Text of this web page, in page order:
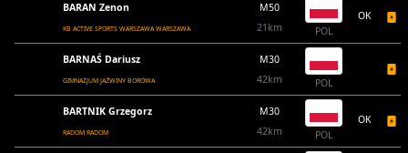
BARAN Zenon
KB ACTIVE SPORTS WARSZAWA WARSZAWA
M50
21km
POL
OK
BARNAŚ Dariusz
GIMNAZJUM JAŹWINY BOROWA
M30
42km
POL
BARTNIK Grzegorz
RADOM RADOM
M30
42km
POL
OK